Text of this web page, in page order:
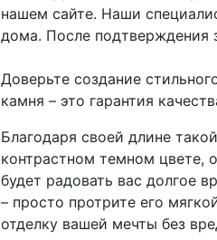
нашем сайте. Наши
дома. После подтверждения
Доверьте создание
камня – это гарантия
Благодаря своей длине
контрастном темном цвете,
будет радовать вас долгое
– просто протрите его
отделку вашей мечты без